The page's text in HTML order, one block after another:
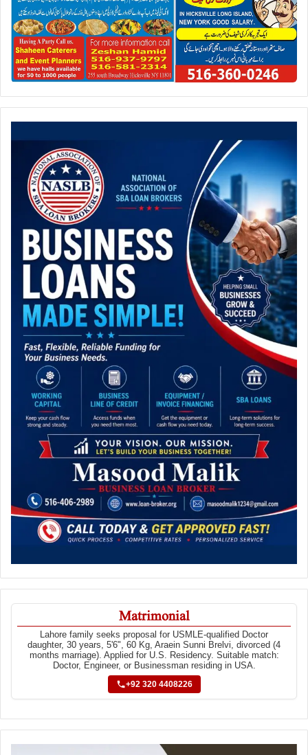
Matrimonial
Lahore family seeks proposal for USMLE-qualified Doctor
daughter, 30 years, 5'6", 60 Kg, Araein Sunni Brelvi, divorced (4
months marriage). Applied for U.S. Residency. Suitable match:
Doctor, Engineer, or Businessman residing in USA.
+92 320 4408226